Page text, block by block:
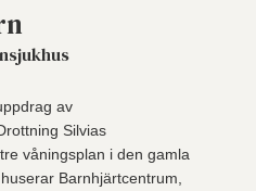
av
Silvias
våningsplan i den gamla
Barnhjärtcentrum,